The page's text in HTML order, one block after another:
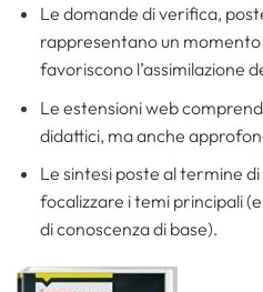
Le domande di verifica,
rappresentano un
favoriscono l’assimilazione
Le estensioni web
didattici, ma anche
Le sintesi poste al termine
focalizzare i temi principali
di conoscenza di base).